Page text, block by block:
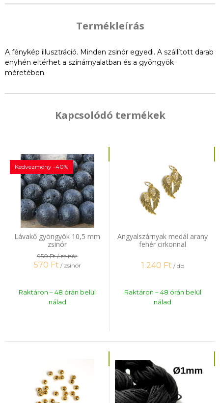
Termékleírás
A fénykép illusztráció. Minden zsinór egyedi. A szállított darab
enyhén eltérhet a színárnyalatban és a gyöngyök
méretében.
Kapcsolódó termékek
Lávakő gyöngyök 10,5 mm
zsinór
Kedvezmény -40%
950 Ft/ zsinór
570 Ft / zsinór
Raktáron – 48 órán belül
nálad
Angyalszárnyak medál arany
fehér cirkonnal
1 240 Ft / db
Raktáron – 48 órán belül
nálad